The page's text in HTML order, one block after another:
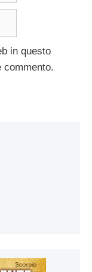
in questo
commento.